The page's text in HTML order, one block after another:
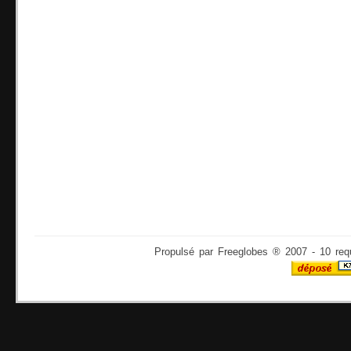
Propulsé par Freeglobes ® 2007 - 10